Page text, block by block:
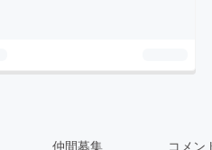
仲間募集 コメン